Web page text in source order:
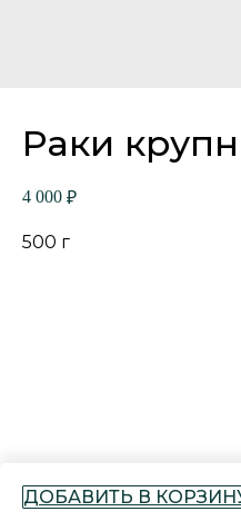
Раки
4 000 ₽
ДОБАВИТЬ В
500 г